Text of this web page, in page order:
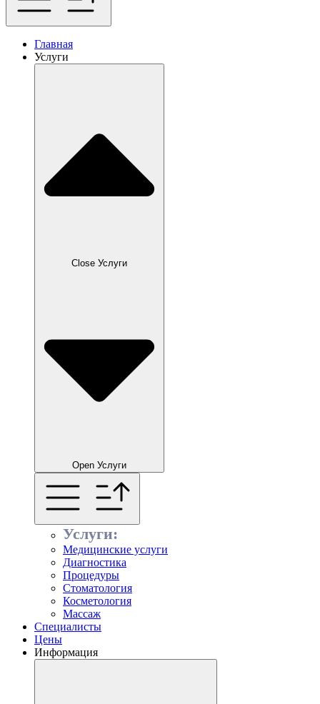
Главная
Услуги
Close Услуги
Open Услуги
Услуги:
Медицинские услуги
Диагностика
Процедуры
Стоматология
Косметология
Массаж
Специалисты
Цены
Информация